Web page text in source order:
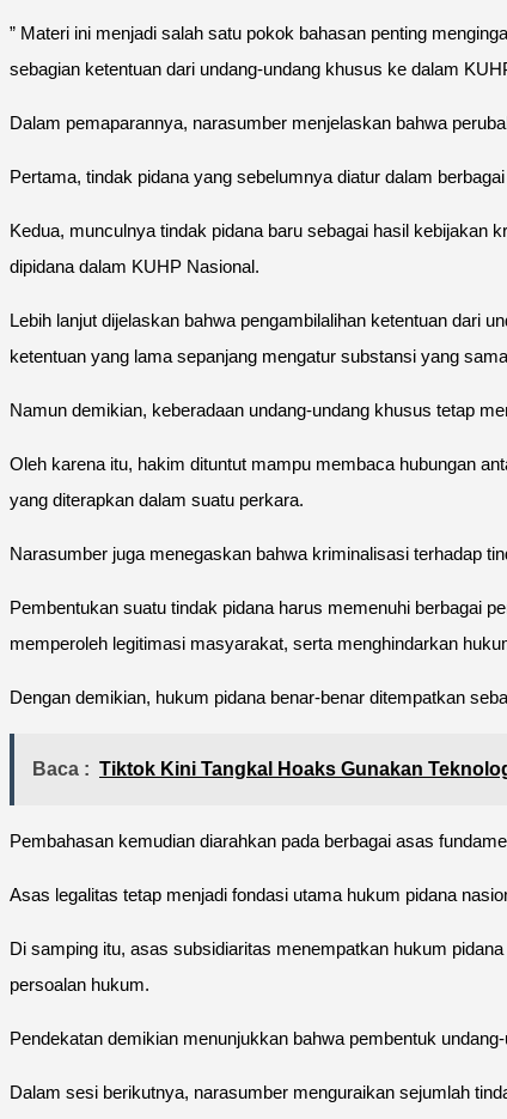
” Materi ini menjadi salah satu pokok bahasan penting
sebagian ketentuan dari undang-undang khusus ke dalam
Dalam pemaparannya, narasumber menjelaskan bahwa
Pertama, tindak pidana yang sebelumnya diatur dalam
Kedua, munculnya tindak pidana baru sebagai hasil kebijakan
dipidana dalam KUHP Nasional.
Lebih lanjut dijelaskan bahwa pengambilalihan ketentuan dari
ketentuan yang lama sepanjang mengatur substansi yang
Namun demikian, keberadaan undang-undang khusus tetap
Oleh karena itu, hakim dituntut mampu membaca hubungan
yang diterapkan dalam suatu perkara.
Narasumber juga menegaskan bahwa kriminalisasi terhadap
Pembentukan suatu tindak pidana harus memenuhi berbagai
memperoleh legitimasi masyarakat, serta menghindarkan
Dengan demikian, hukum pidana benar-benar ditempatkan
Baca : Tiktok Kini Tangkal Hoaks Gunakan
Pembahasan kemudian diarahkan pada berbagai asas
Asas legalitas tetap menjadi fondasi utama hukum pidana
Di samping itu, asas subsidiaritas menempatkan hukum
persoalan hukum.
Pendekatan demikian menunjukkan bahwa pembentuk
Dalam sesi berikutnya, narasumber menguraikan sejumlah